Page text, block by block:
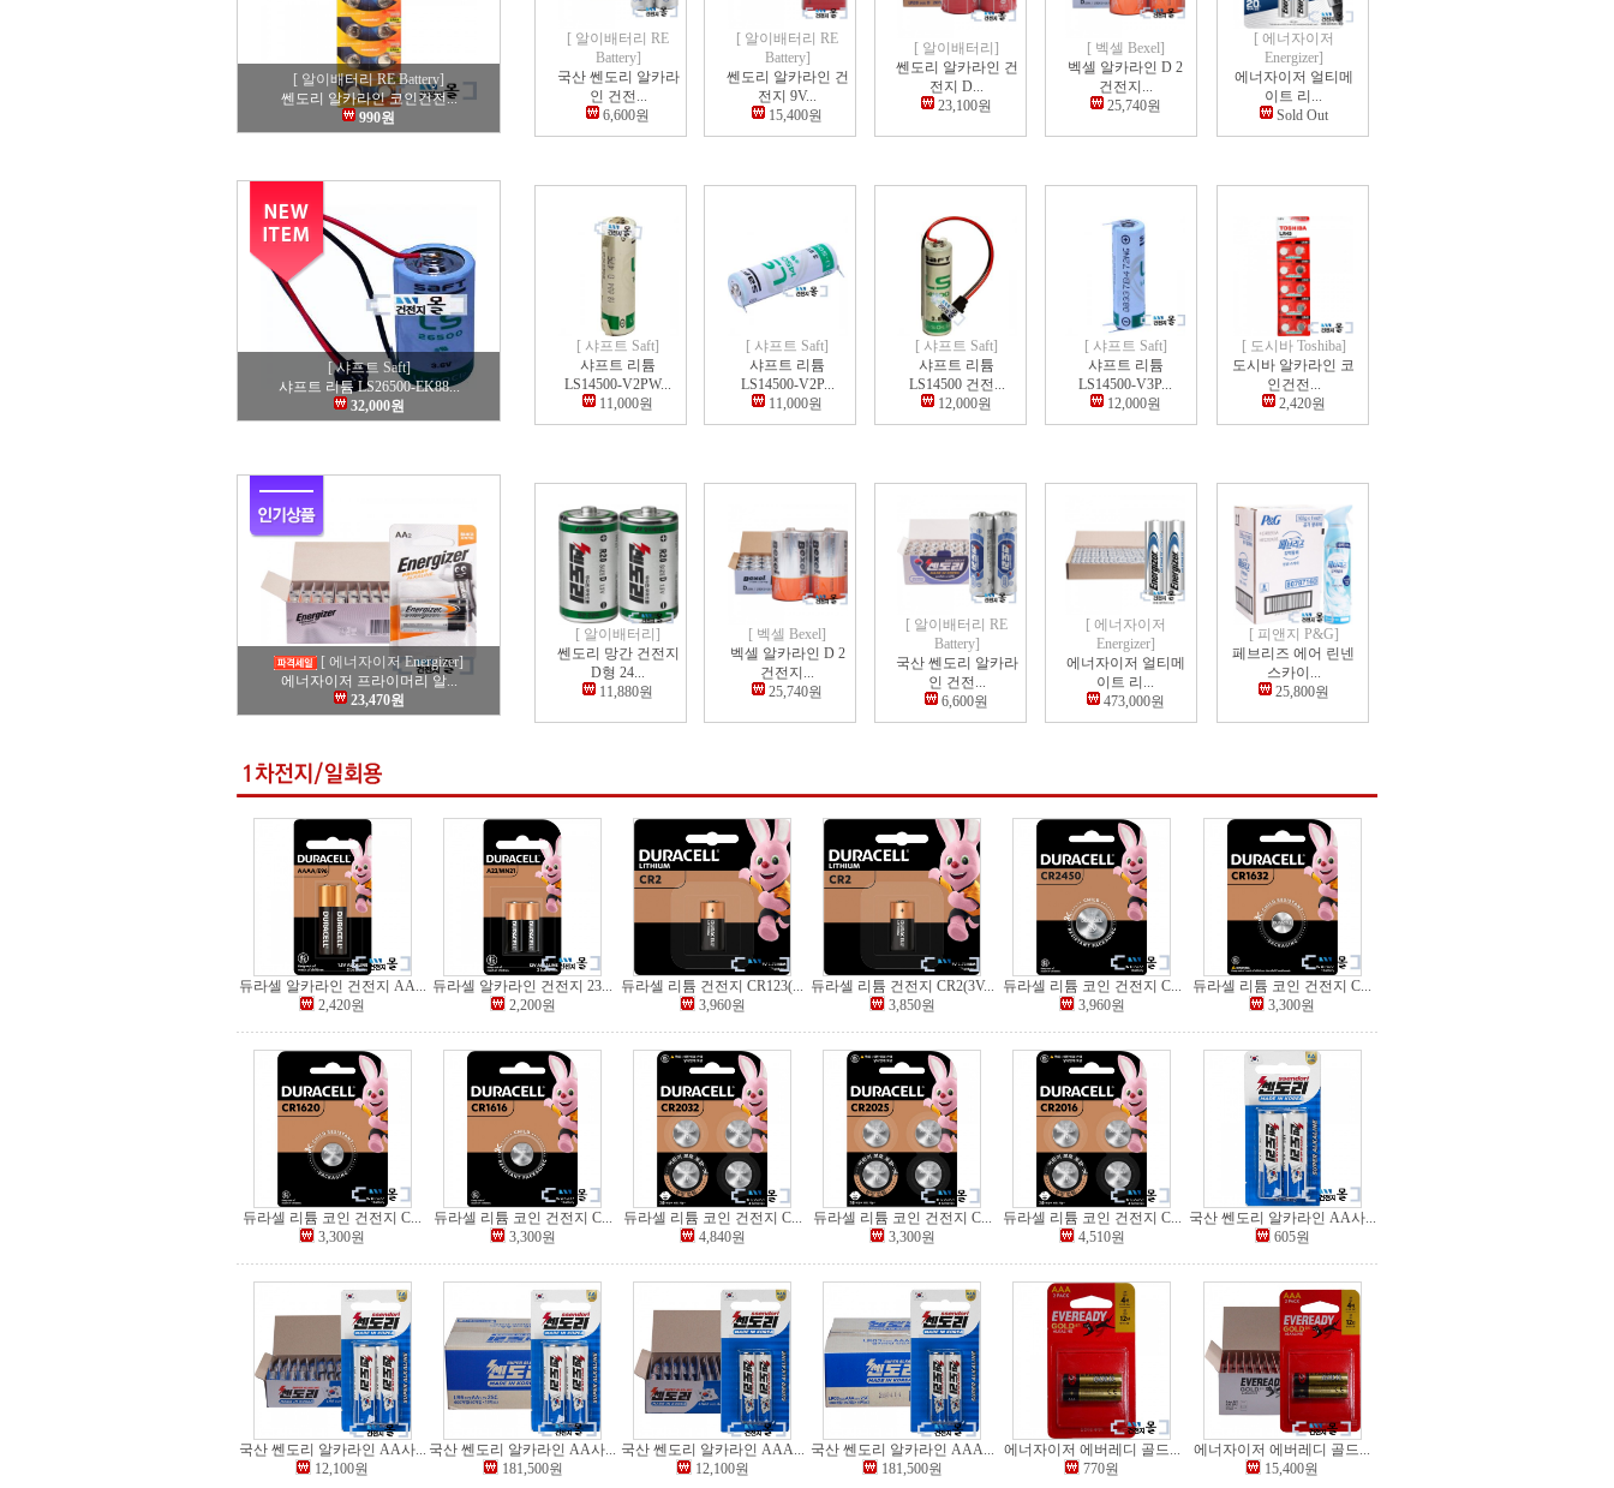
[ 알이배터리 RE Battery]
쎈도리 알카라인 코인건전...
990원
[ 알이배터리 RE
Battery]
국산 쎈도리 알카라
인 건전...
6,600원
[ 알이배터리 RE
Battery]
쎈도리 알카라인 건
전지 9V...
15,400원
[ 알이배터리]
쎈도리 알카라인 건
전지 D...
23,100원
[ 벡셀 Bexel]
벡셀 알카라인 D 2
건전지...
25,740원
[ 에너자이저
Energizer]
에너자이저 얼티메
이트 리...
Sold Out
[ 샤프트 Saft]
샤프트 리튬 LS26500-EK88...
32,000원
[ 샤프트 Saft]
샤프트 리튬
LS14500-V2PW...
11,000원
[ 샤프트 Saft]
샤프트 리튬
LS14500-V2P...
11,000원
[ 샤프트 Saft]
샤프트 리튬
LS14500 건전...
12,000원
[ 샤프트 Saft]
샤프트 리튬
LS14500-V3P...
12,000원
[ 도시바 Toshiba]
도시바 알카라인 코
인건전...
2,420원
[ 에너자이저 Energizer]
에너자이저 프라이머리 알...
23,470원
[ 알이배터리]
쎈도리 망간 건전지
D형 24...
11,880원
[ 벡셀 Bexel]
벡셀 알카라인 D 2
건전지...
25,740원
[ 알이배터리 RE
Battery]
국산 쎈도리 알카라
인 건전...
6,600원
[ 에너자이저
Energizer]
에너자이저 얼티메
이트 리...
473,000원
[ 피앤지 P&G]
페브리즈 에어 린넨
스카이...
25,800원
듀라셀 알카라인 건전지 AA...
2,420원
듀라셀 알카라인 건전지 23...
2,200원
듀라셀 리튬 건전지 CR123(...
3,960원
듀라셀 리튬 건전지 CR2(3V...
3,850원
듀라셀 리튬 코인 건전지 C...
3,960원
듀라셀 리튬 코인 건전지 C...
3,300원
듀라셀 리튬 코인 건전지 C...
3,300원
듀라셀 리튬 코인 건전지 C...
3,300원
듀라셀 리튬 코인 건전지 C...
4,840원
듀라셀 리튬 코인 건전지 C...
3,300원
듀라셀 리튬 코인 건전지 C...
4,510원
국산 쎈도리 알카라인 AA사...
605원
국산 쎈도리 알카라인 AA사...
12,100원
국산 쎈도리 알카라인 AA사...
181,500원
국산 쎈도리 알카라인 AAA...
12,100원
국산 쎈도리 알카라인 AAA...
181,500원
에너자이저 에버레디 골드...
770원
에너자이저 에버레디 골드...
15,400원